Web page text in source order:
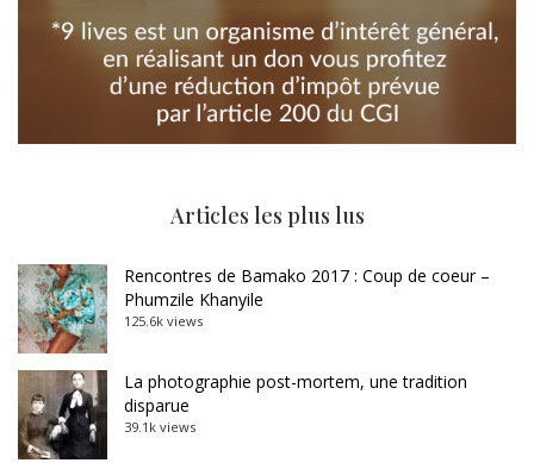
Articles les plus lus
Rencontres de Bamako 2017 : Coup de coeur –
Phumzile Khanyile
125.6k views
La photographie post-mortem, une tradition
disparue
39.1k views